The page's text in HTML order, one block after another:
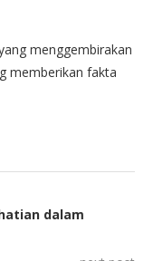
menggembirakan
memberikan fakta
dalam